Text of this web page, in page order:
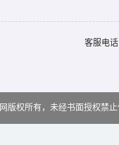
客服电
版权所有，未经书面授权